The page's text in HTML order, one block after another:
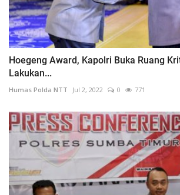
Hoegeng Award, Kapolri Buka Ruang
Lakukan...
Humas Polda NTT Jul 2, 2022 0 771